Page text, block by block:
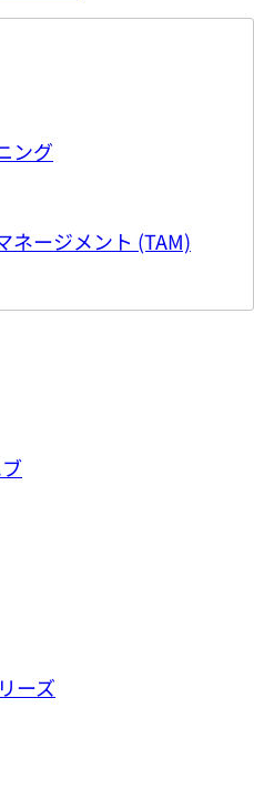
ング
ネージメント (TAM)
ーズ